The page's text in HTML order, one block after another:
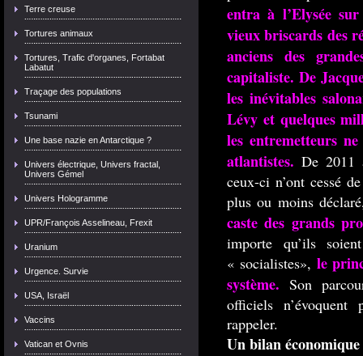
Terre creuse
Tortures animaux
Tortures, Trafic d'organes, Fortabat
Labatut
Traçage des populations
Tsunami
Une base nazie en Antarctique ?
Univers électrique, Univers fractal,
Univers Gémel
Univers Hologramme
UPR/François Asselineau, Frexit
Uranium
Urgence. Survie
USA, Israël
Vaccins
Vatican et Ovnis
entra à l’Elysée
vieux briscards des
anciens des
capitaliste. De
les inévitables
Lévy et quelques
les entremetteurs
atlantistes. De 2011
ceux-ci n’ont cessé
plus ou moins
caste des grands
importe qu’ils
« socialistes», le
système. Son
officiels
rappeler.
Un bilan